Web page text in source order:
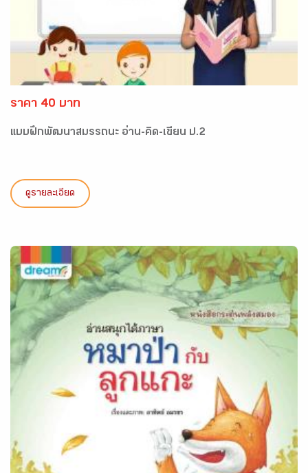
ราคา 40 บาท
แบบฝึกพัฒนาสมรรถนะ อ่าน-คิด-เขียน ป.2
ดูรายละเอียด